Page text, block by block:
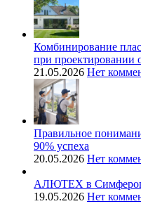
Комбинирование
при проектировании
21.05.2026 Нет
Правильное
90% успеха
20.05.2026 Нет
АЛЮТЕХ в
19.05.2026 Нет